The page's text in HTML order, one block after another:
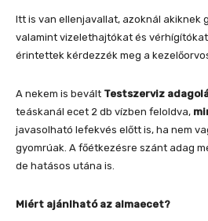
Itt is van ellenjavallat, azoknál akiknek
valamint vizelethajtókat és vérhígítókat
érintettek kérdezzék meg a
A nekem is bevált Testszerviz
teáskanál ecet 2 db vízben feloldva,
javasolható lefekvés előtt is, ha nem
gyomrúak. A főétkezésre szánt adag
de hatásos utána is.
Miért ajánlható az almaecet?